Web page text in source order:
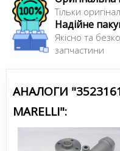
Тільки
Надійне
Якісно та
запчастини
АНАЛОГИ
MARELLI":